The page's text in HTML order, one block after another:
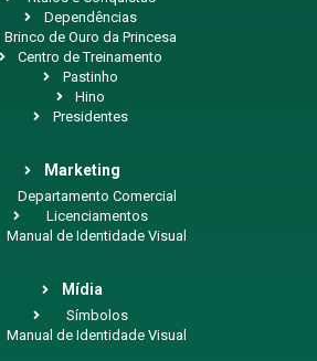
Dependências
Brinco de Ouro da Princesa
Centro de Treinamento
Pastinho
Hino
Presidentes
Marketing
Departamento Comercial
Licenciamentos
Manual de Identidade Visual
Mídia
Símbolos
Manual de Identidade Visual